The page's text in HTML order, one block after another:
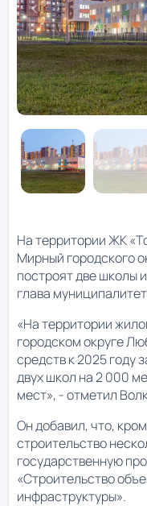
На территории ЖК
Мирный городского
построят две школы
глава
«На территории
городском округе
средств к 2025 году
двух школ на 2 000
мест», - отметил
Он добавил, что,
строительство
государственную
«Строительство
инфраструктуры».